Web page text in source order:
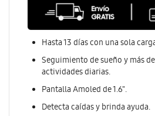
Hasta 13 días con una sola
Seguimiento de sueño y más
actividades diarias.
Pantalla Amoled de 1.6".
Detecta caídas y brinda ayuda.